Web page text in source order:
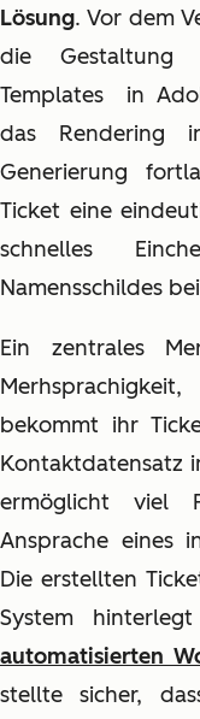
Lösung. Vor dem
die Gestaltung
Templates
in
das Rendering
Generierung
Ticket eine
schnelles
Namensschildes
Ein zentrales
bekommt ihr
Kontaktdatensatz
ermöglicht viel
Ansprache eines
Die erstellten
System
automatisierten
stellte sicher,